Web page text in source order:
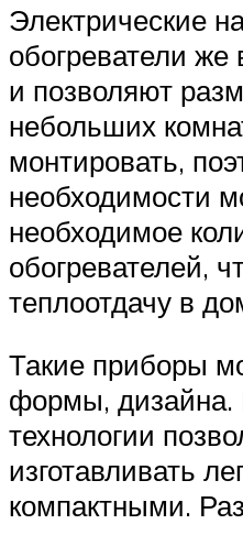
Электрические
обогреватели же
и позволяют
небольших
монтировать,
необходимости
необходимое
обогревателей,
теплоотдачу в
Такие приборы
формы,
технологии
изготавливать
компактными.